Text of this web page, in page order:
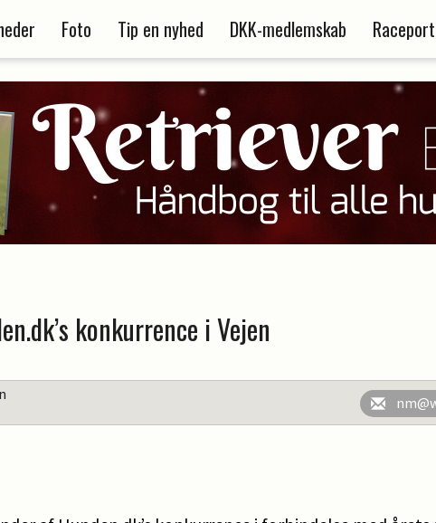
Foto Tip en nyhed DKK-medlemskab
konkurrence i Vejen